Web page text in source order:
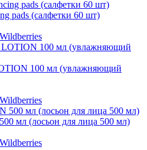
pads (салфетки 60 шт)
Wildberries
100 мл (увлажняющий
Wildberries
мл (лосьон для лица 500 мл)
Wildberries